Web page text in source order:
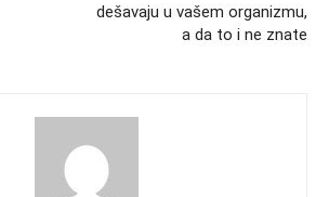
dešavaju u vašem organizmu,
a da to i ne znate